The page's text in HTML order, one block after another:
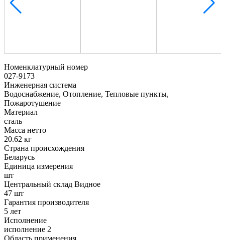
Номенклатурный номер
027-9173
Инженерная система
Водоснабжение, Отопление, Тепловые пункты,
Пожаротушение
Материал
сталь
Масса нетто
20.62 кг
Страна происхождения
Беларусь
Единица измерения
шт
Центральный склад Видное
47 шт
Гарантия производителя
5 лет
Исполнение
исполнение 2
Область применения